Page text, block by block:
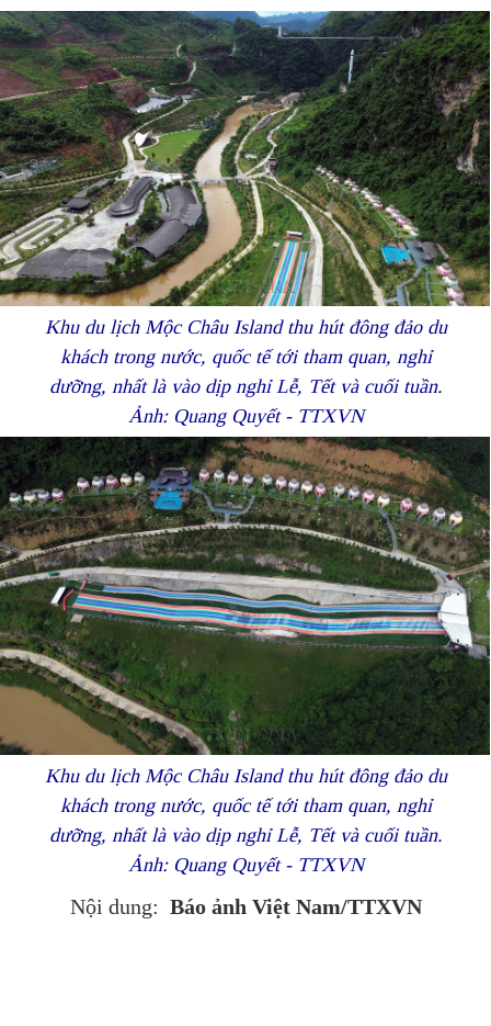
Khu du lịch Mộc Châu Island thu hút đông đảo du
khách trong nước, quốc tế tới tham quan, nghỉ
dưỡng, nhất là vào dịp nghỉ Lễ, Tết và cuối tuần.
Ảnh: Quang Quyết - TTXVN
Khu du lịch Mộc Châu Island thu hút đông đảo du
khách trong nước, quốc tế tới tham quan, nghỉ
dưỡng, nhất là vào dịp nghỉ Lễ, Tết và cuối tuần.
Ảnh: Quang Quyết - TTXVN
Nội dung: Báo ảnh Việt Nam/TTXVN